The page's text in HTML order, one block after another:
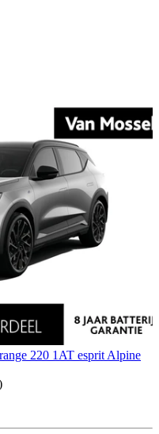
220 1AT esprit Alpine